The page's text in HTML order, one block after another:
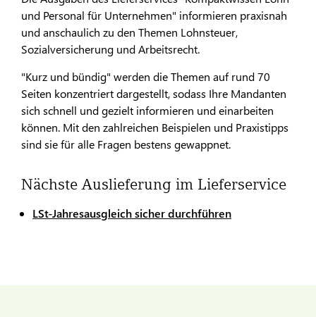
und Personal für Unternehmen" informieren praxisnah
und anschaulich zu den Themen Lohnsteuer,
Sozialversicherung und Arbeitsrecht.
"Kurz und bündig" werden die Themen auf rund 70
Seiten konzentriert dargestellt, sodass Ihre Mandanten
sich schnell und gezielt informieren und einarbeiten
können. Mit den zahlreichen Beispielen und Praxistipps
sind sie für alle Fragen bestens gewappnet.
Nächste Auslieferung im Lieferservice
LSt-Jahresausgleich sicher durchführen